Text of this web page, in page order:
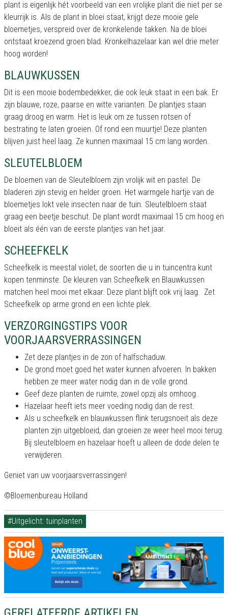
plant is eigenlijk hét voorbeeld van een vrolijke plant die niet per se
kleurrijk is. Als de plant in bloei staat, krijgt deze mooie gele
bloemetjes, verspreid over de kronkelende takken. Na de bloei
ontstaat kroezend groen blad. Kronkelhazelaar kan wel drie meter
hoog worden!
BLAUWKUSSEN
Dit is een mooie bodembedekker, die ook leuk staat in een bak. Er
zijn blauwe, roze, paarse en witte varianten. De plantjes staan
graag droog en warm. Het is leuk om ze tussen rotsen of
bestrating te laten groeien. Of rond een muurtje! Deze planten
blijven juist heel laag. Ze kunnen maximaal 15 cm lang worden.
SLEUTELBLOEM
De bloemen van de Sleutelbloem zijn vrolijk wit en pastel. De
bladeren zijn stevig en helder groen. Het warmgele hartje van de
bloemetjes lokt vele insecten naar de tuin. Sleutelbloem staat
graag een beetje beschut. De plant wordt maximaal 15 cm hoog en
bloeit als één van de eerste plantjes van het jaar.
SCHEEFKELK
Scheefkelk is meestal violet, de soorten die u in tuincentra kunt
kopen tenminste. De kleuren van Scheefkelk en Blauwkussen
matchen heel mooi met elkaar. Deze plant blijft ook vrij laag. Zet
Scheefkelk op arme grond en een lichte plek.
VERZORGINGSTIPS VOOR
VOORJAARSVERRASSINGEN
Zet deze plantjes in de zon of halfschaduw.
De grond moet goed het water kunnen afvoeren. In bakken
hebben ze meer water nodig dan in de volle grond.
Geef deze planten de ruimte, zowel opzij als omhoog.
Hazelaar heeft iets meer voeding nodig dan de rest.
Als u scheefkelk en blauwkussen flink terugsnoeit als deze
planten zijn uitgebloeid, dan groeien ze weer heel mooi terug.
Bij sleutelbloem en hazelaar hoeft u alleen de dode delen te
verwijderen.
Geniet van uw voorjaarsverrassingen!
©Bloemenbureau Holland
#Uitgelicht: tuinplanten